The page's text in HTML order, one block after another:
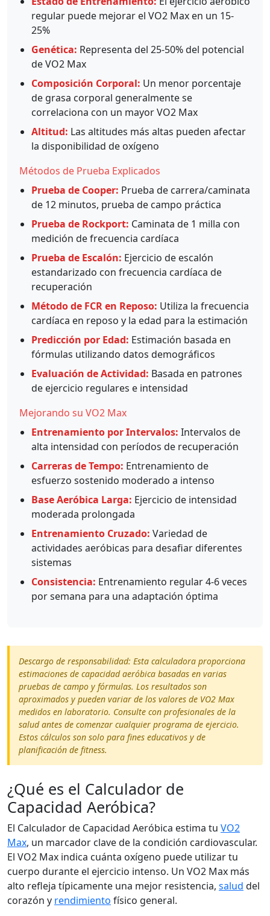
regular puede mejorar el VO2 Max en un 15-
25%
Genética: Representa del 25-50% del potencial
de VO2 Max
Composición Corporal: Un menor porcentaje
de grasa corporal generalmente se
correlaciona con un mayor VO2 Max
Altitud: Las altitudes más altas pueden afectar
la disponibilidad de oxígeno
Métodos de Prueba Explicados
Prueba de Cooper: Prueba de carrera/caminata
de 12 minutos, prueba de campo práctica
Prueba de Rockport: Caminata de 1 milla con
medición de frecuencia cardíaca
Prueba de Escalón: Ejercicio de escalón
estandarizado con frecuencia cardíaca de
recuperación
Método de FCR en Reposo: Utiliza la frecuencia
cardíaca en reposo y la edad para la estimación
Predicción por Edad: Estimación basada en
fórmulas utilizando datos demográficos
Evaluación de Actividad: Basada en patrones
de ejercicio regulares e intensidad
Mejorando su VO2 Max
Entrenamiento por Intervalos: Intervalos de
alta intensidad con períodos de recuperación
Carreras de Tempo: Entrenamiento de
esfuerzo sostenido moderado a intenso
Base Aeróbica Larga: Ejercicio de intensidad
moderada prolongada
Entrenamiento Cruzado: Variedad de
actividades aeróbicas para desafiar diferentes
sistemas
Consistencia: Entrenamiento regular 4-6 veces
por semana para una adaptación óptima
Descargo de responsabilidad: Esta calculadora proporciona
estimaciones de capacidad aeróbica basadas en varias
pruebas de campo y fórmulas. Los resultados son
aproximados y pueden variar de los valores de VO2 Max
medidos en laboratorio. Consulte con profesionales de la
salud antes de comenzar cualquier programa de ejercicio.
Estos cálculos son solo para fines educativos y de
planificación de fitness.
¿Qué es el Calculador de
Capacidad Aeróbica?
El Calculador de Capacidad Aeróbica estima tu VO2
Max, un marcador clave de la condición cardiovascular.
El VO2 Max indica cuánta oxígeno puede utilizar tu
cuerpo durante el ejercicio intenso. Un VO2 Max más
alto refleja típicamente una mejor resistencia, salud del
corazón y rendimiento físico general.